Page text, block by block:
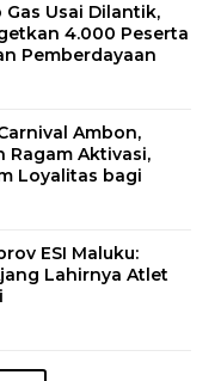
Gas Usai Dilantik,
4.000 Peserta
Pemberdayaan
Ambon,
Ragam Aktivasi,
Loyalitas bagi
ESI Maluku:
Lahirnya Atlet